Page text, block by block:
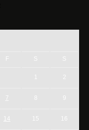
F S S
1 2
7 8 9
14 15 16